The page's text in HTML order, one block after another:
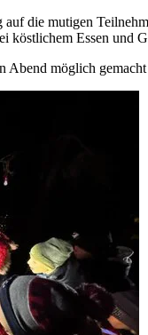
die mutigen
köstlichem Essen und
möglich